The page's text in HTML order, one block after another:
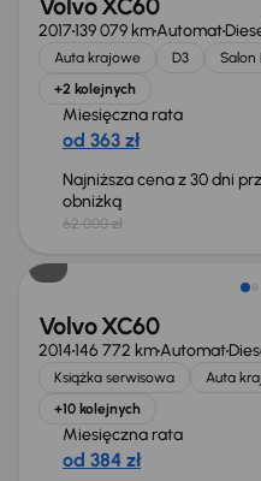
Volvo XC60
2017139 079 kmAutomat
Auta krajowe D3 Salon
+2 kolejnych
Miesięczna rata
od 363 zł
Najniższa cena z 30 dni
obniżką
62 000 zł
Taniej o 500 zł
Volvo XC60
2014146 772 kmAutomat
Książka serwisowa Auta
+10 kolejnych
Miesięczna rata
od 384 zł